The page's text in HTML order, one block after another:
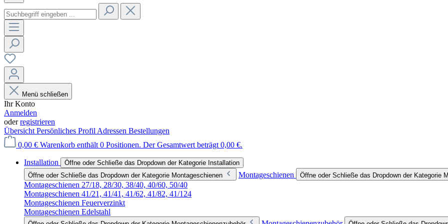
Menü schließen
Ihr Konto
Anmelden
oderregistrieren
Übersicht Persönliches Profil Adressen Bestellungen
0,00 € Warenkorb enthält 0 Positionen. Der Gesamtwert beträgt 0,00 €.
Installation
Öffne oder Schließe das Dropdown der Kategorie Installation
Öffne oder Schließe das Dropdown der Kategorie Montageschienen
Montageschienen Öffne oder Schließe das Dropdown der Kategorie
Montageschienen 27/18, 28/30, 38/40, 40/60, 50/40
Montageschienen 41/21, 41/41, 41/62, 41/82, 41/124
Montageschienen Feuerverzinkt
Montageschienen Edelstahl